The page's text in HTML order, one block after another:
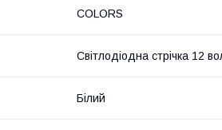
COLORS
Світлодіодна стрічка 12
Білий